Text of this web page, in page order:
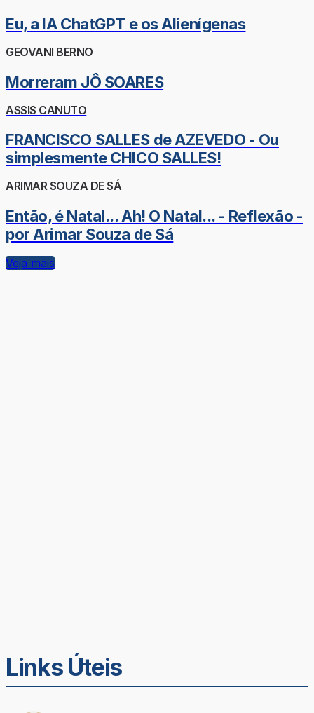
Eu, a IA ChatGPT e os Alienígenas
GEOVANI BERNO
Morreram JÔ SOARES
ASSIS CANUTO
FRANCISCO SALLES de AZEVEDO - Ou
simplesmente CHICO SALLES!
ARIMAR SOUZA DE SÁ
Então, é Natal... Ah! O Natal... - Reflexão -
por Arimar Souza de Sá
Veja mais
Links Úteis